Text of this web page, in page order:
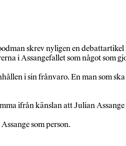
skrev nyligen en
i Assangefallet som något som
i sin frånvaro. En man som
ifrån känslan att Julian Assange
som person.